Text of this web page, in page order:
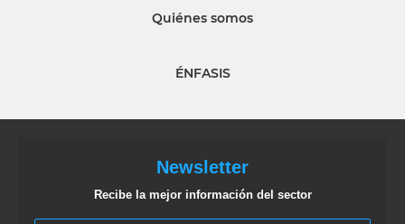
Quiénes somos
ÉNFASIS
Newsletter
Recibe la mejor información del sector